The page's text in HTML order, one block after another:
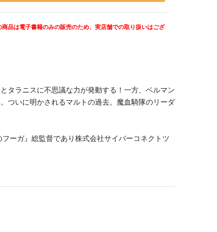
品は電子書籍のみの販売のため、実店舗での取り扱いはござ
タラニスに不思議な力が発動する！一方、ベルマン
いに明かされるマルトの過去。魔血騎隊のリーダ
ーガ』総監督であり株式会社サイバーコネクトツ